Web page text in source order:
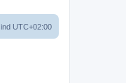
UTC+02:00